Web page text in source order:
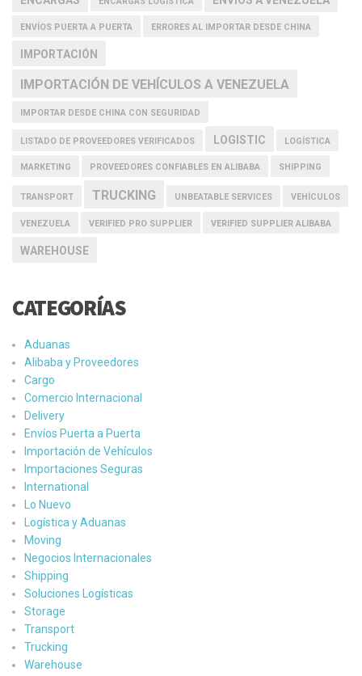
ENVÍOS PUERTA A PUERTA ERRORES AL IMPORTAR DESDE CHINA
IMPORTACIÓN
IMPORTACIÓN DE VEHÍCULOS A VENEZUELA
IMPORTAR DESDE CHINA CON SEGURIDAD
LISTADO DE PROVEEDORES VERIFICADOS LOGISTIC LOGÍSTICA
MARKETING PROVEEDORES CONFIABLES EN ALIBABA SHIPPING
TRANSPORT TRUCKING UNBEATABLE SERVICES VEHÍCULOS
VENEZUELA VERIFIED PRO SUPPLIER VERIFIED SUPPLIER ALIBABA
WAREHOUSE
CATEGORÍAS
Aduanas
Alibaba y Proveedores
Cargo
Comercio Internacional
Delivery
Envíos Puerta a Puerta
Importación de Vehículos
Importaciones Seguras
International
Lo Nuevo
Logística y Aduanas
Moving
Negocios Internacionales
Shipping
Soluciones Logísticas
Storage
Transport
Trucking
Warehouse